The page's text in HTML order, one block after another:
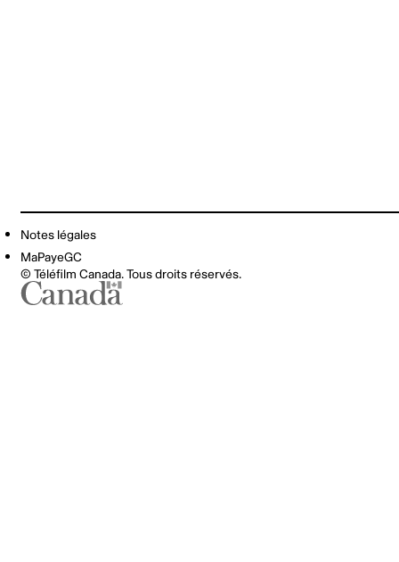
Notes légales
MaPayeGC
© Téléfilm Canada. Tous droits réservés.